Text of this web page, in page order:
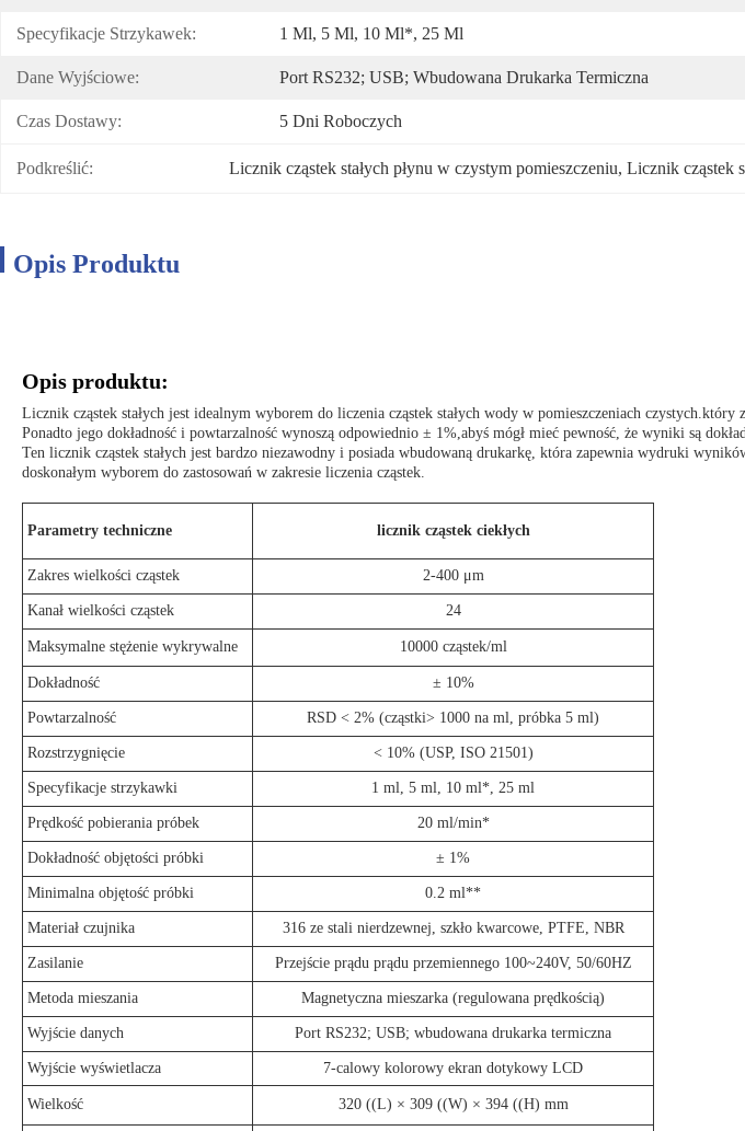
Specyfikacje Strzykawek: 1 Ml, 5 Ml, 10 Ml*, 25 Ml
Dane Wyjściowe: Port RS232; USB; Wbudowana Drukarka Termiczna
Czas Dostawy: 5 Dni Roboczych
Podkreślić: Licznik cząstek stałych płynu w czystym pomieszczeniu, Licznik cząstek
Opis Produktu
Opis produktu:
Licznik cząstek stałych jest idealnym wyborem do liczenia cząstek stałych wody w pomieszczeniach
Ponadto jego dokładność i powtarzalność wynoszą odpowiednio ± 1%,abyś mógł mieć pewność, że wyniki są
Ten licznik cząstek stałych jest bardzo niezawodny i posiada wbudowaną drukarkę, która zapewnia wydruki
doskonałym wyborem do zastosowań w zakresie liczenia cząstek.
Parametry techniczne licznik cząstek ciekłych
Zakres wielkości cząstek 2-400 μm
Kanał wielkości cząstek 24
Maksymalne stężenie wykrywalne 10000 cząstek/ml
Dokładność ± 10%
Powtarzalność RSD < 2% (cząstki> 1000 na ml, próbka 5 ml)
Rozstrzygnięcie < 10% (USP, ISO 21501)
Specyfikacje strzykawki 1 ml, 5 ml, 10 ml*, 25 ml
Prędkość pobierania próbek 20 ml/min*
Dokładność objętości próbki ± 1%
Minimalna objętość próbki 0.2 ml**
Materiał czujnika 316 ze stali nierdzewnej, szkło kwarcowe, PTFE, NBR
Zasilanie Przejście prądu prądu przemiennego 100~240V, 50/60HZ
Metoda mieszania Magnetyczna mieszarka (regulowana prędkością)
Wyjście danych Port RS232; USB; wbudowana drukarka termiczna
Wyjście wyświetlacza 7-calowy kolorowy ekran dotykowy LCD
Wielkość 320 ((L) × 309 ((W) × 394 ((H) mm